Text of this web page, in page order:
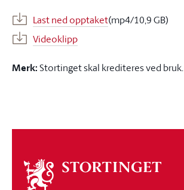
Last ned opptaket(mp4/10,9 GB)
Videoklipp
Merk:Stortinget skal krediteres ved bruk.
Om
stortinget